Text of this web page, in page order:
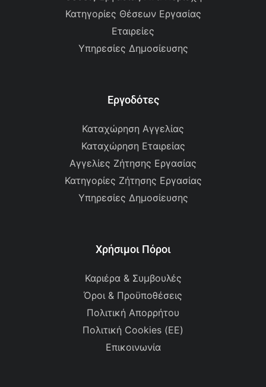
Κατηγορίες Θέσεων Εργασίας
Εταιρείες
Υπηρεσίες Δημοσίευσης
Εργοδότες
Καταχώρηση Αγγελίας
Καταχώρηση Εταιρείας
Αγγελίες Ζήτησης Εργασίας
Κατηγορίες Ζήτησης Εργασίας
Υπηρεσίες Δημοσίευσης
Χρήσιμοι Πόροι
Καριέρα & Συμβουλές
Όροι & Προϋποθέσεις
Πολιτική Απορρήτου
Πολιτική Cookies (ΕΕ)
Επικοινωνία